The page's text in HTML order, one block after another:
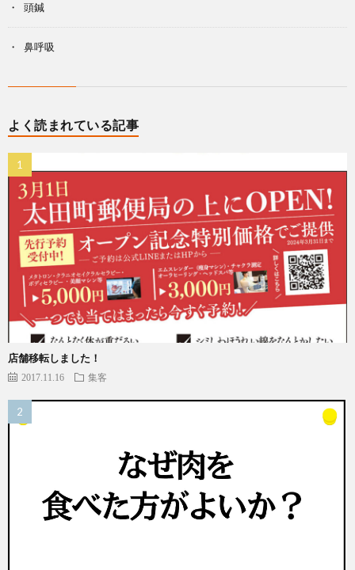
頭鍼
鼻呼吸
よく読まれている記事
店舗移転しました！
2017.11.16 集客